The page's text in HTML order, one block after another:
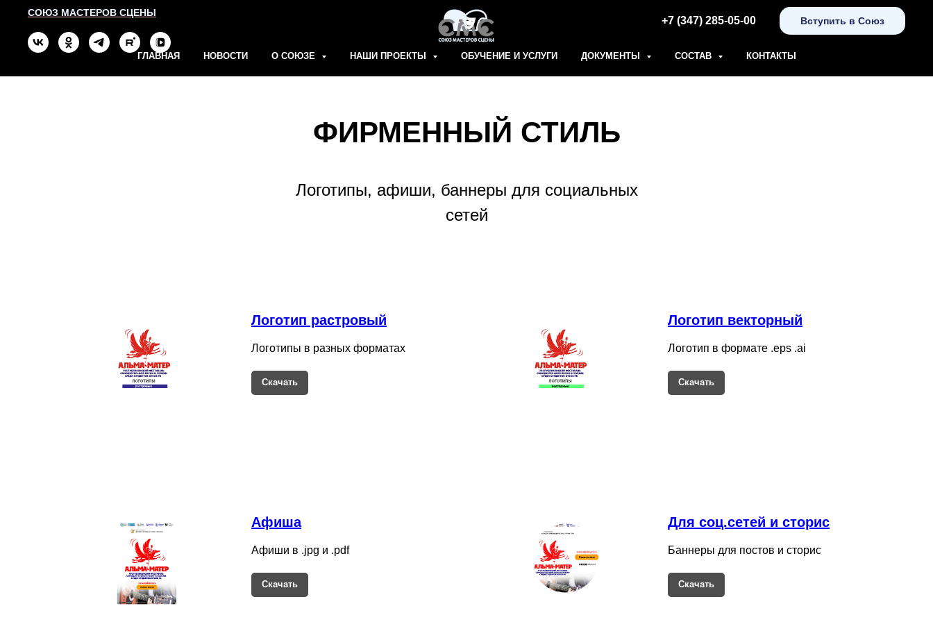
СОЮЗ МАСТЕРОВ СЦЕНЫ
+7 (347) 285-05-00 Вступить в Союз
ГЛАВНАЯ НОВОСТИ О СОЮЗЕ НАШИ ПРОЕКТЫ ОБУЧЕНИЕ И УСЛУГИ ДОКУМЕНТЫ СОСТАВ КОНТАКТЫ
ФИРМЕННЫЙ СТИЛЬ
Логотипы, афиши, баннеры для социальных
сетей
Логотип растровый
Логотипы в разных форматах
Скачать
Логотип векторный
Логотип в формате .eps .ai
Скачать
Афиша
Афиши в .jpg и .pdf
Скачать
Для соц.сетей и сторис
Баннеры для постов и сторис
Скачать